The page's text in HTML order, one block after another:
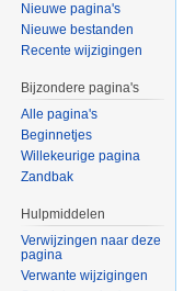
Nieuwe pagina's
Nieuwe bestanden
Recente wijzigingen
Bijzondere pagina's
Alle pagina's
Beginnetjes
Willekeurige pagina
Zandbak
Hulpmiddelen
Verwijzingen naar deze
pagina
Verwante wijzigingen